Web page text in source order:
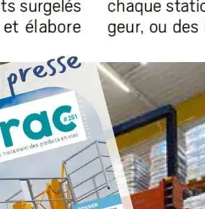
VIDE-SAC MOBILE ET
BASCULANT (EMB)
EMOTTEUR TAMISEUR
HOTTES DE DÉPOUSSIÉRAGE
CONDITIONNER
ENSACHEUSE PESEUSE
CONFINÉE (EPC)
ENSACHEUSE PESEUSE MOBILE
(EPM)
TÊTE DE REMPLISSAGE
ÉTANCHE